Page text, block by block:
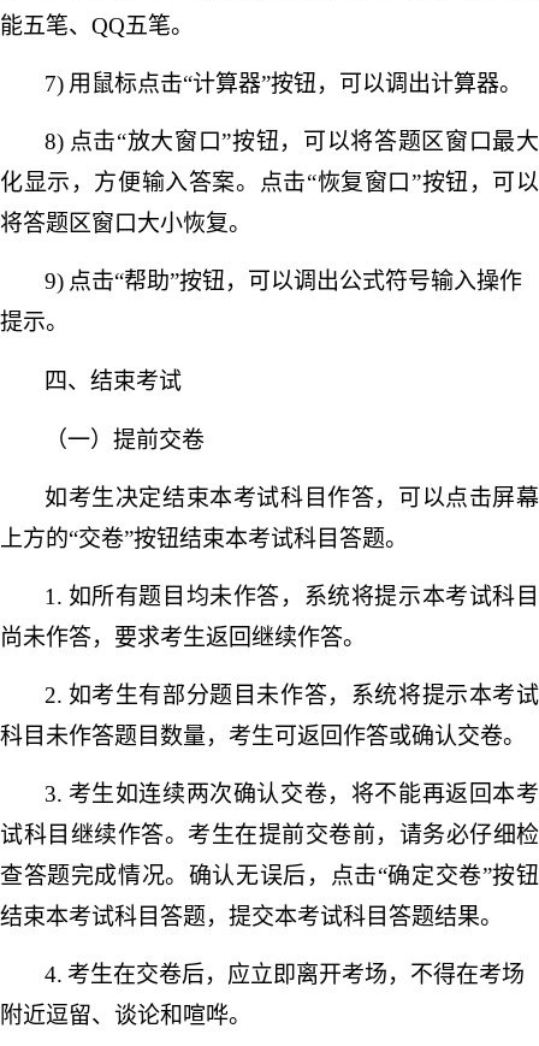
能五笔、QQ五笔。
7) 用鼠标点击“计算器”按钮，可以调出计算器。
8) 点击“放大窗口”按钮，可以将答题区窗口最大
化显示，方便输入答案。点击“恢复窗口”按钮，可以
将答题区窗口大小恢复。
9) 点击“帮助”按钮，可以调出公式符号输入操作
提示。
四、结束考试
（一）提前交卷
如考生决定结束本考试科目作答，可以点击屏幕
上方的“交卷”按钮结束本考试科目答题。
1. 如所有题目均未作答，系统将提示本考试科目
尚未作答，要求考生返回继续作答。
2. 如考生有部分题目未作答，系统将提示本考试
科目未作答题目数量，考生可返回作答或确认交卷。
3. 考生如连续两次确认交卷，将不能再返回本考
试科目继续作答。考生在提前交卷前，请务必仔细检
查答题完成情况。确认无误后，点击“确定交卷”按钮
结束本考试科目答题，提交本考试科目答题结果。
4. 考生在交卷后，应立即离开考场，不得在考场
附近逗留、谈论和喧哗。